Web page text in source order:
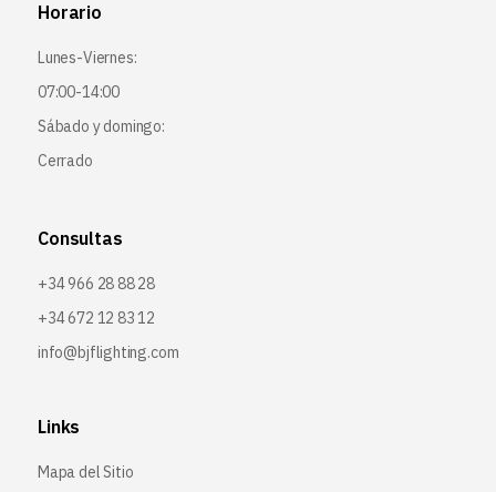
Horario
Lunes-Viernes:
07:00-14:00
Sábado y domingo:
Cerrado
Consultas
+34 966 28 88 28
+34 672 12 83 12
info@bjflighting.com
Links
Mapa del Sitio